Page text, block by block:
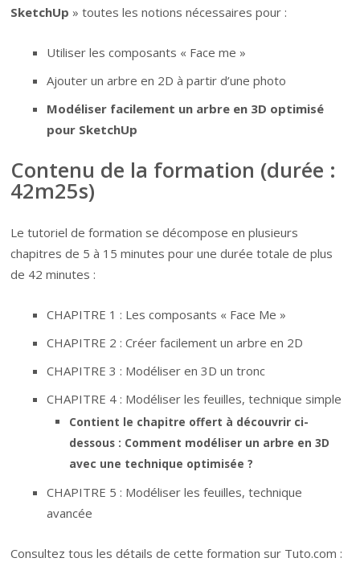
SketchUp » toutes les notions nécessaires pour :
Utiliser les composants « Face me »
Ajouter un arbre en 2D à partir d’une photo
Modéliser facilement un arbre en 3D optimisé
pour SketchUp
Contenu de la formation (durée :
42m25s)
Le tutoriel de formation se décompose en plusieurs
chapitres de 5 à 15 minutes pour une durée totale de plus
de 42 minutes :
CHAPITRE 1 : Les composants « Face Me »
CHAPITRE 2 : Créer facilement un arbre en 2D
CHAPITRE 3 : Modéliser en 3D un tronc
CHAPITRE 4 : Modéliser les feuilles, technique simple
Contient le chapitre offert à découvrir ci-
dessous : Comment modéliser un arbre en 3D
avec une technique optimisée ?
CHAPITRE 5 : Modéliser les feuilles, technique
avancée
Consultez tous les détails de cette formation sur Tuto.com :